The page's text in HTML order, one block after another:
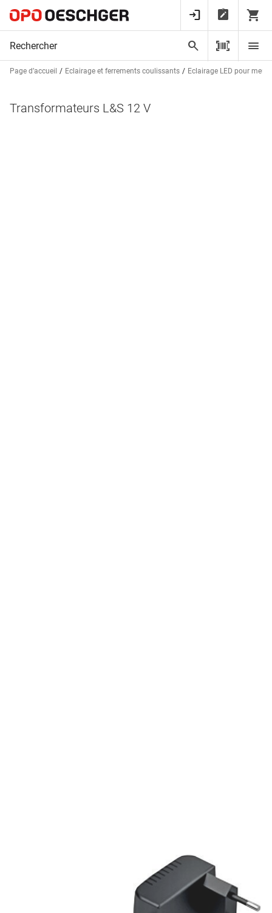
Page d’accueil Eclairage et ferrements coulissants Eclairage LED pour
Transformateurs L&S 12 V